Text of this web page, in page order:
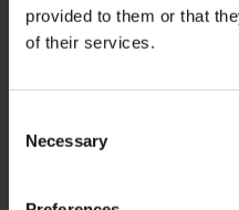
provided to them or that
of their services.
Selection
Necessary
ÖFFNUNGSZEITEN:
Montag:8.00 Uhr - 17.00 Uhr
Mittwoch8.00 Uhr - 17.00
Freitag:Geschlossen